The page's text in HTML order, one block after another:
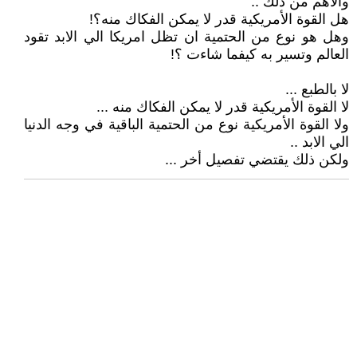
هل القوة الأمريكية قدر لا يمكن الفكاك منه؟!
وهل هو نوع من الحتمية ان تظل امريكا الي الابد تقود
العالم وتسير به كيفما شاءت ؟!
لا بالطبع ...
لا القوة الأمريكية قدر لا يمكن الفكاك منه ...
ولا القوة الأمريكية نوع من الحتمية الباقية في وجه الدنيا
الي الابد ..
ولكن ذلك يقتضي تفصيل أخر ...